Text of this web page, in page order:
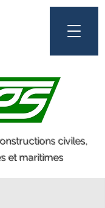
civiles,
et maritimes